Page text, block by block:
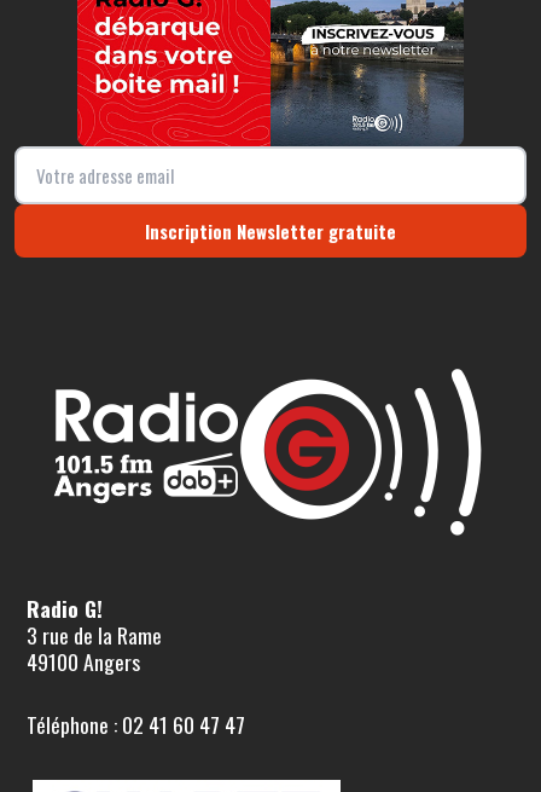
Inscription Newsletter gratuite
Radio G!
3 rue de la Rame
49100 Angers
Téléphone : 02 41 60 47 47